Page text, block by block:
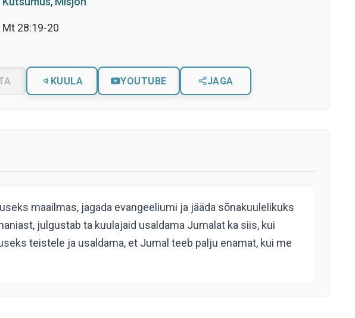
Mt 28:19-20
KUULA YOUTUBE JAGA
maailmas, jagada evangeeliumi ja jääda sõnakuulelikuks
julgustab ta kuulajaid usaldama Jumalat ka siis, kui
teistele ja usaldama, et Jumal teeb palju enamat, kui me